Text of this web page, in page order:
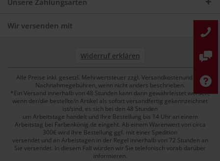
Unsere Zahlungsarten
Wir versenden mit
Widerruf erklären
Alle Preise inkl. gesetzl. Mehrwertsteuer zzgl. Versandkostenund ggf.
Nachnahmegebühren, wenn nicht anders beschrieben.
*Ein Versand innerhalb von 48 Stunden kann dann gewährleistet werden,
wenn der/die bestellte/n Artikel als sofort versandfertig gekennzeichnet
ist/sind, es sich bei den 48 Stunden
um Arbeitstage handelt und Ihre Bestellung bis 14 Uhr an einem
Arbeitstag bei Farbenkönig.de eingeht. Ab einem Warenwert von circa
300€ wird Ihre Bestellung ggf. mit einer Spedition
versendet und an Arbeistagen in der Regel innerhalb von 72 Stunden an
Sie versendet. In diesem Fall würden wir Sie telefonisch vorab darüber
informieren.